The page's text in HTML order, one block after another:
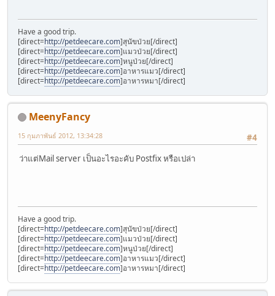
Have a good trip.
[direct=http://petdeecare.com]สุนัขป่วย[/direct]
[direct=http://petdeecare.com]แมวป่วย[/direct]
[direct=http://petdeecare.com]หนูป่วย[/direct]
[direct=http://petdeecare.com]อาหารแมว[/direct]
[direct=http://petdeecare.com]อาหารหมา[/direct]
MeenyFancy
#4
15 กุมภาพันธ์ 2012, 13:34:28
ว่าแต่Mail server เป็นอะไรอะคับ Postfix หรือเปล่า
Have a good trip.
[direct=http://petdeecare.com]สุนัขป่วย[/direct]
[direct=http://petdeecare.com]แมวป่วย[/direct]
[direct=http://petdeecare.com]หนูป่วย[/direct]
[direct=http://petdeecare.com]อาหารแมว[/direct]
[direct=http://petdeecare.com]อาหารหมา[/direct]